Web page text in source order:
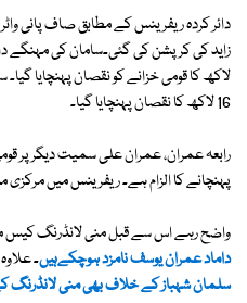
16 لاکھ کا نقصان پہنچایا گیا۔
پہنچانے کا الزام ہے۔ ریفرینس میں مرکزی
واضح رہے اس سے قبل منی لانڈرنگ کیس
داماد عمران یوسف نامزد ہوچکےہیں۔
سلمان شہباز کے خلاف بھی منی لانڈرنگ